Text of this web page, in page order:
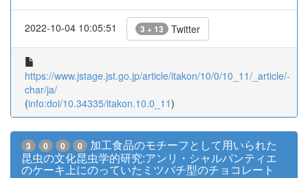
2022-10-04 10:05:51 3 + 13 Twitter
https://www.jstage.jst.go.jp/article/itakon/10/0/10_11/_article/-
char/ja/
(info:doi/10.34335/itakon.10.0_11)
3 0 0 0
加工食品のモチーフとして用いられた
昆虫の文化昆虫学的研究:アンリ・シャルパンティエ
のケーキ上にのっていたミツバチ型のチョコレート